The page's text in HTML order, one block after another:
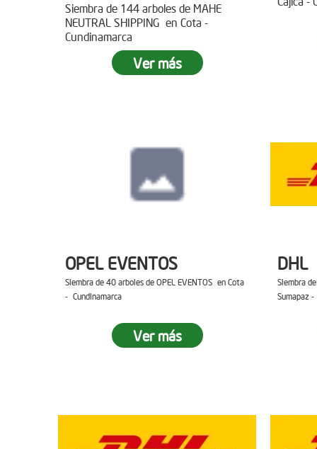
Siembra de 144 arboles de MAHE
NEUTRAL SHIPPING en Cota -
Cundinamarca
Ver más
OPEL EVENTOS
Siembra de 40 arboles de OPEL EVENTOS en Cota
- Cundinamarca
Ver más
DHL
Siembra
Sumapaz